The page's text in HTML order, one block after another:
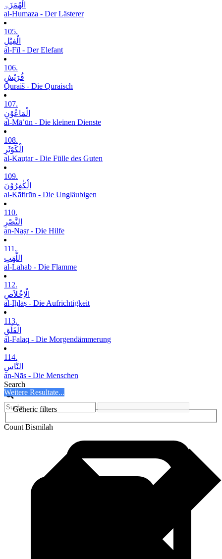
الْھُمَزَۃِ
al-Humaza - Der Lästerer
105.
الْفِیْلِ
al-Fīl - Der Elefant
106.
قُرَیْشٍ
Quraiš - Die Quraisch
107.
الْمَاعُوْنِ
al-Māʿūn - Die kleinen Dienste
108.
الْکَوْثَرِ
al-Kauṯar - Die Fülle des Guten
109.
الْکٰفِرُوْنَ
al-Kāfirūn - Die Ungläubigen
110.
النَّصْرِ
an-Naṣr - Die Hilfe
111.
اللَّھَبِ
al-Lahab - Die Flamme
112.
الْاِخْلاَصِ
al-Iḫlāṣ - Die Aufrichtigkeit
113.
الْفَلَقِ
al-Falaq - Die Morgendämmerung
114.
النَّاسِ
an-Nās - Die Menschen
Search
Weitere Resultate...
Generic filters
Count Bismilah